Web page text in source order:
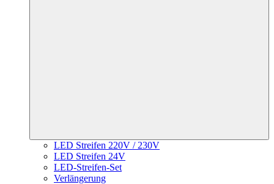
LED Streifen 220V / 230V
LED Streifen 24V
LED-Streifen-Set
Verlängerung